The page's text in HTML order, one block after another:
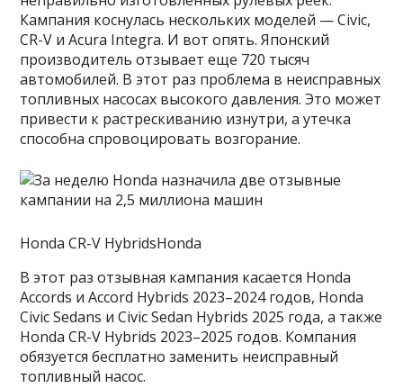
Кампания коснулась нескольких моделей — Civic,
CR-V и Acura Integra. И вот опять. Японский
производитель отзывает еще 720 тысяч
автомобилей. В этот раз проблема в неисправных
топливных насосах высокого давления. Это может
привести к растрескиванию изнутри, а утечка
способна спровоцировать возгорание.
Honda CR-V HybridsHonda
В этот раз отзывная кампания касается Honda
Accords и Accord Hybrids 2023–2024 годов, Honda
Civic Sedans и Civic Sedan Hybrids 2025 года, а также
Honda CR-V Hybrids 2023–2025 годов. Компания
обязуется бесплатно заменить неисправный
топливный насос.